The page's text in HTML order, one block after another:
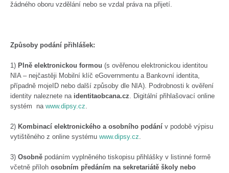
žádného oboru vzdělání nebo se vzdal práva na přijetí.
Způsoby podání přihlášek:
1) Plně elektronickou formou (s ověřenou elektronickou identitou
NIA – nejčastěji Mobilní klíč eGovernmentu a Bankovní identita,
případně mojeID nebo další způsoby dle NIA). Podrobnosti k ověření
identity naleznete na identitaobcana.cz. Digitální přihlašovací online
systém nawww.dipsy.cz.
2) Kombinací elektronického a osobního podání v podobě výpisu
vytištěného z online systémuwww.dipsy.cz.
3)Osobně podáním vyplněného tiskopisu přihlášky v listinné formě
včetně přílohosobním předáním na sekretariátě školy nebo